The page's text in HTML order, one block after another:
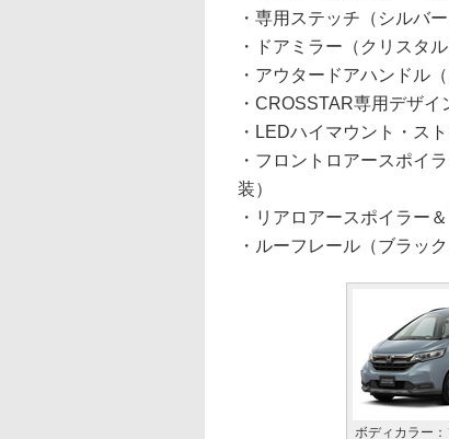
・専用ステッチ（シルバ
・ドアミラー（クリスタ
・アウタードアハンドル
・CROSSTAR専用デザ
・LEDハイマウント・ス
・フロントロアースポイ
装）
・リアロアースポイラー
・ルーフレール（ブラック
ボディカラー：